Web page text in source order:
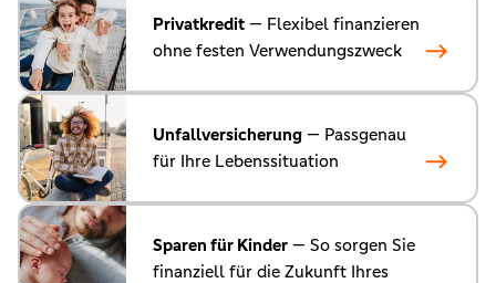
Privatkredit — Flexibel finanzieren
ohne festen Verwendungszweck
Unfallversicherung — Passgenau
für Ihre Lebenssituation
Sparen für Kinder — So sorgen Sie
finanziell für die Zukunft Ihres